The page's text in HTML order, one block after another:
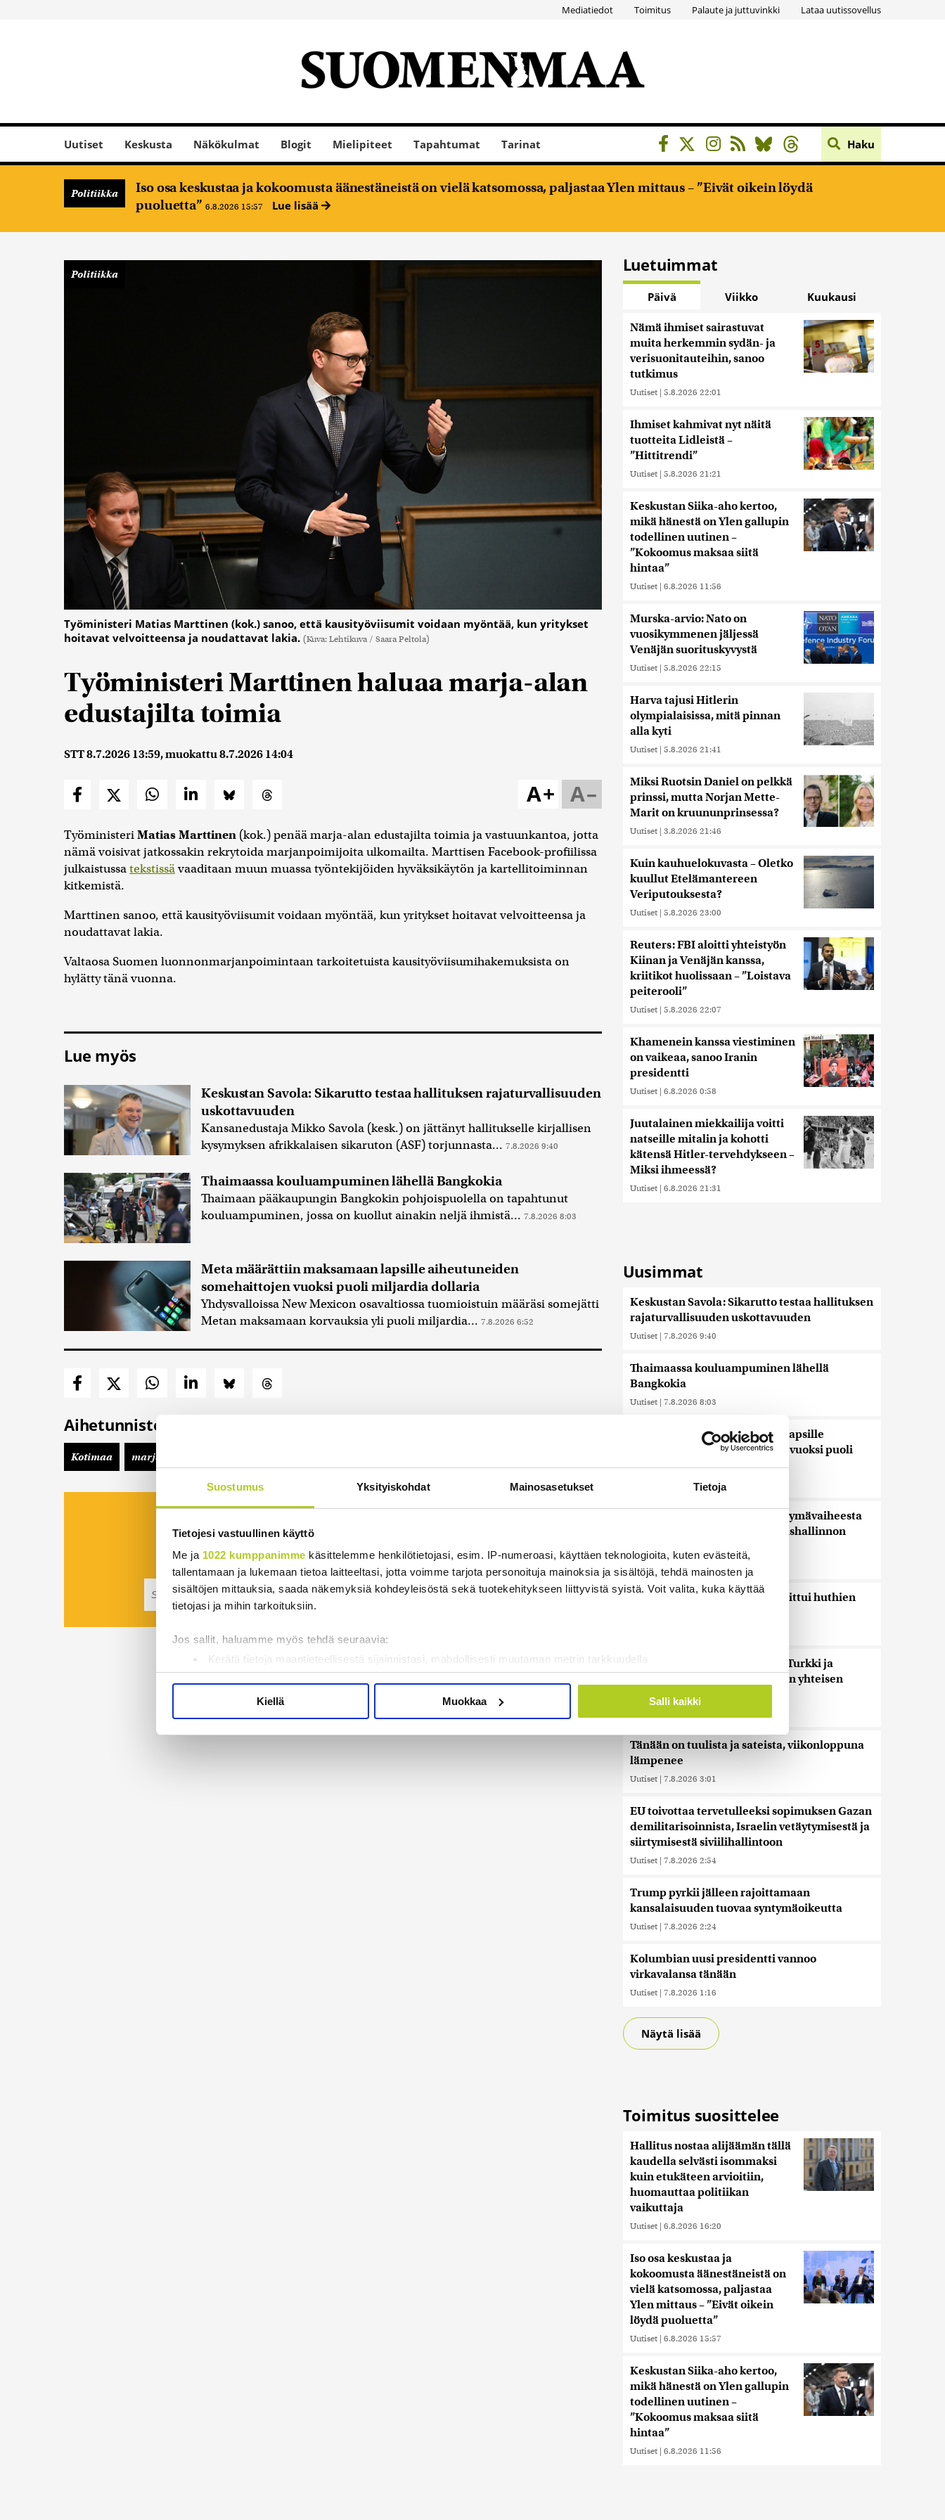
Suostumus Yksityiskohdat Mainosasetukset Tietoja
Tietojesi vastuullinen käyttö
Me ja 1022 kumppanimme käsittelemme henkilötietojasi, esim. IP-numeroasi, käyttäen teknologioita, kuten evästeitä,
tallentamaan ja lukemaan tietoa laitteeltasi, jotta voimme tarjota personoituja mainoksia ja sisältöjä, tehdä mainosten ja
sisältöjen mittauksia, saada näkemyksiä kohdeyleisöstä sekä tuotekehitykseen liittyvistä syistä. Voit valita, kuka käyttää
tietojasi ja mihin tarkoituksiin.
Jos sallit, haluamme myös tehdä seuraavia:
Kerätä tietoja maantieteellisestä sijainnistasi, mahdollisesti muutaman metrin tarkkuudella
Tunnistaa laitteesi skannaamalla sen ominaispiirteitä aktiivisesti (sormenjäljen muodostaminen)
Lue lisää siitä, miten henkilötietojasi käsitellään ja miten voit määrittää asetuksesi
. Voit muuttaa
Käytämme evästeitä tarjoamamme sisällön ja mainosten räätälöimiseen, sosiaalisen median ominaisuuksien tukemiseen
ja kävijämäärämme analysoimiseen. Lisäksi jaamme sosiaalisen median, mainosalan ja analytiikka-alan
kumppaneillemme tietoja siitä, miten käytät sivustoamme. Kumppanimme voivat yhdistää näitä tietoja muihin tietoihin, joita
Kiellä Muokkaa Salli kaikki
Mediatiedot Toimitus Palaute ja juttuvinkki Lataa uutissovellus
Uutiset Keskusta Näkökulmat Blogit Mielipiteet Tapahtumat Tarinat Haku
Politiikka
Iso osa keskustaa ja kokoomusta äänestäneistä on vielä katsomossa, paljastaa Ylen mittaus – ”Eivät oikein löydä
puoluetta” 6.8.2026 15:57 Lue lisää
Politiikka
Työministeri Matias Marttinen (kok.) sanoo, että kausityöviisumit voidaan myöntää, kun yritykset
hoitavat velvoitteensa ja noudattavat lakia. (Kuva: Lehtikuva / Saara Peltola)
Työministeri Marttinen haluaa marja-alan
edustajilta toimia
STT8.7.2026 13:59, muokattu8.7.2026 14:04
A–
A+
TyöministeriMatias Marttinen (kok.) penää marja-alan edustajilta toimia ja vastuunkantoa, jotta
nämä voisivat jatkossakin rekrytoida marjanpoimijoita ulkomailta. Marttisen Facebook-profiilissa
julkaistussatekstissävaaditaan muun muassa työntekijöiden hyväksikäytön ja kartellitoiminnan
kitkemistä.
Marttinen sanoo, että kausityöviisumit voidaan myöntää, kun yritykset hoitavat velvoitteensa ja
noudattavat lakia.
Valtaosa Suomen luonnonmarjanpoimintaan tarkoitetuista kausityöviisumihakemuksista on
hylätty tänä vuonna.
Lue myös
Keskustan Savola: Sikarutto testaa hallituksen rajaturvallisuuden
uskottavuuden
Kansanedustaja Mikko Savola (kesk.) on jättänyt hallitukselle kirjallisen
kysymyksen afrikkalaisen sikaruton (ASF) torjunnasta... 7.8.2026 9:40
Thaimaassa kouluampuminen lähellä Bangkokia
Thaimaan pääkaupungin Bangkokin pohjoispuolella on tapahtunut
kouluampuminen, jossa on kuollut ainakin neljä ihmistä... 7.8.2026 8:03
Meta määrättiin maksamaan lapsille aiheutuneiden
somehaittojen vuoksi puoli miljardia dollaria
Yhdysvalloissa New Mexicon osavaltiossa tuomioistuin määräsi somejätti
Metan maksamaan korvauksia yli puoli miljardia... 7.8.2026 6:52
Aihetunnisteet
Kotimaa marjanpoimijat
koostettu uutispaketti sähköpostiisi?
Tilaa Suomenmaan ilmainen uutiskirje.
Luetuimmat
Päivä Viikko Kuukausi
Nämä ihmiset sairastuvat
muita herkemmin sydän- ja
verisuonitauteihin, sanoo
tutkimus
Uutiset | 5.8.2026 22:01
Ihmiset kahmivat nyt näitä
tuotteita Lidleistä –
”Hittitrendi”
Uutiset | 5.8.2026 21:21
Keskustan Siika-aho kertoo,
mikä hänestä on Ylen gallupin
todellinen uutinen –
”Kokoomus maksaa siitä
hintaa”
Uutiset | 6.8.2026 11:56
Murska-arvio: Nato on
vuosikymmenen jäljessä
Venäjän suorituskyvystä
Uutiset | 5.8.2026 22:15
Harva tajusi Hitlerin
olympialaisissa, mitä pinnan
alla kyti
Uutiset | 5.8.2026 21:41
Miksi Ruotsin Daniel on pelkkä
prinssi, mutta Norjan Mette-
Marit on kruununprinsessa?
Uutiset | 3.8.2026 21:46
Kuin kauhuelokuvasta – Oletko
kuullut Etelämantereen
Veriputouksesta?
Uutiset | 5.8.2026 23:00
Reuters: FBI aloitti yhteistyön
Kiinan ja Venäjän kanssa,
kriitikot huolissaan – ”Loistava
peiterooli”
Uutiset | 5.8.2026 22:07
Khamenein kanssa viestiminen
on vaikeaa, sanoo Iranin
presidentti
Uutiset | 6.8.2026 0:58
Juutalainen miekkailija voitti
natseille mitalin ja kohotti
kätensä Hitler-tervehdykseen –
Miksi ihmeessä?
Uutiset | 6.8.2026 21:31
Uusimmat
Keskustan Savola: Sikarutto testaa hallituksen
rajaturvallisuuden uskottavuuden
Uutiset | 7.8.2026 9:40
Thaimaassa kouluampuminen lähellä
Bangkokia
Uutiset | 7.8.2026 8:03
Meta määrättiin maksamaan lapsille
aiheutuneiden somehaittojen vuoksi puoli
miljardia dollaria
7.8.2026 6:52
Venezuelassa neuvottelut siirtymävaiheesta
alkoivat opposition ja väliaikaishallinnon
Toistakymmentä siviiliä haavoittui huthien
Uutistoimistot: Saudi-Arabia, Turkki ja
Pakistan allekirjoittavat tänään yhteisen
puolustussopimuksen
Tänään on tuulista ja sateista, viikonloppuna
lämpenee
Uutiset | 7.8.2026 3:01
EU toivottaa tervetulleeksi sopimuksen Gazan
demilitarisoinnista, Israelin vetäytymisestä ja
siirtymisestä siviilihallintoon
Uutiset | 7.8.2026 2:54
Trump pyrkii jälleen rajoittamaan
kansalaisuuden tuovaa syntymäoikeutta
Uutiset | 7.8.2026 2:24
Kolumbian uusi presidentti vannoo
virkavalansa tänään
Uutiset | 7.8.2026 1:16
Näytä lisää
Toimitus suosittelee
Hallitus nostaa alijäämän tällä
kaudella selvästi isommaksi
kuin etukäteen arvioitiin,
huomauttaa politiikan
vaikuttaja
Uutiset | 6.8.2026 16:20
Iso osa keskustaa ja
kokoomusta äänestäneistä on
vielä katsomossa, paljastaa
Ylen mittaus – ”Eivät oikein
löydä puoluetta”
Uutiset | 6.8.2026 15:57
Keskustan Siika-aho kertoo,
mikä hänestä on Ylen gallupin
todellinen uutinen –
”Kokoomus maksaa siitä
hintaa”
Uutiset | 6.8.2026 11:56